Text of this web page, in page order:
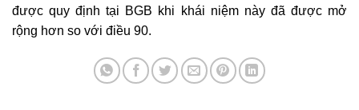
được quy định tại BGB khi khái niệm này đã được mở
rộng hơn so với điều 90.